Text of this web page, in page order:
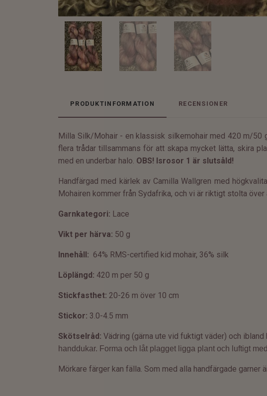
PRODUKTINFORMATION RECENSIONER
Milla Silk/Mohair - en klassisk silkemohair med 420 m/50
flera trådar tillsammans för att skapa mycket lätta, skira
med en underbar halo. OBS! Isrosor 1 är slutsåld!
Handfärgad med kärlek av Camilla Wallgren med
Mohairen kommer från Sydafrika, och vi är riktigt stolta över
Garnkategori: Lace
Vikt per härva: 50 g
Innehåll: 64% RMS-certified kid mohair, 36% silk
Löplängd: 420 m per 50 g
Stickfasthet: 20-26 m över 10 cm
Stickor: 3.0-4.5 mm
Skötselråd: Vädring (gärna ute vid fuktigt väder) och ibland
handdukar. Forma och låt plagget ligga plant och luftigt
Mörkare färger kan fälla. Som med alla handfärgade